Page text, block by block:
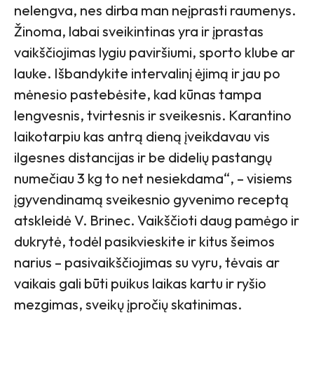
nelengva, nes dirba man neįprasti raumenys.
Žinoma, labai sveikintinas yra ir įprastas
vaikščiojimas lygiu paviršiumi, sporto klube ar
lauke. Išbandykite intervalinį ėjimą ir jau po
mėnesio pastebėsite, kad kūnas tampa
lengvesnis, tvirtesnis ir sveikesnis. Karantino
laikotarpiu kas antrą dieną įveikdavau vis
ilgesnes distancijas ir be didelių pastangų
numečiau 3 kg to net nesiekdama“, – visiems
įgyvendinamą sveikesnio gyvenimo receptą
atskleidė V. Brinec. Vaikščioti daug pamėgo ir
dukrytė, todėl pasikvieskite ir kitus šeimos
narius – pasivaikščiojimas su vyru, tėvais ar
vaikais gali būti puikus laikas kartu ir ryšio
mezgimas, sveikų įpročių skatinimas.